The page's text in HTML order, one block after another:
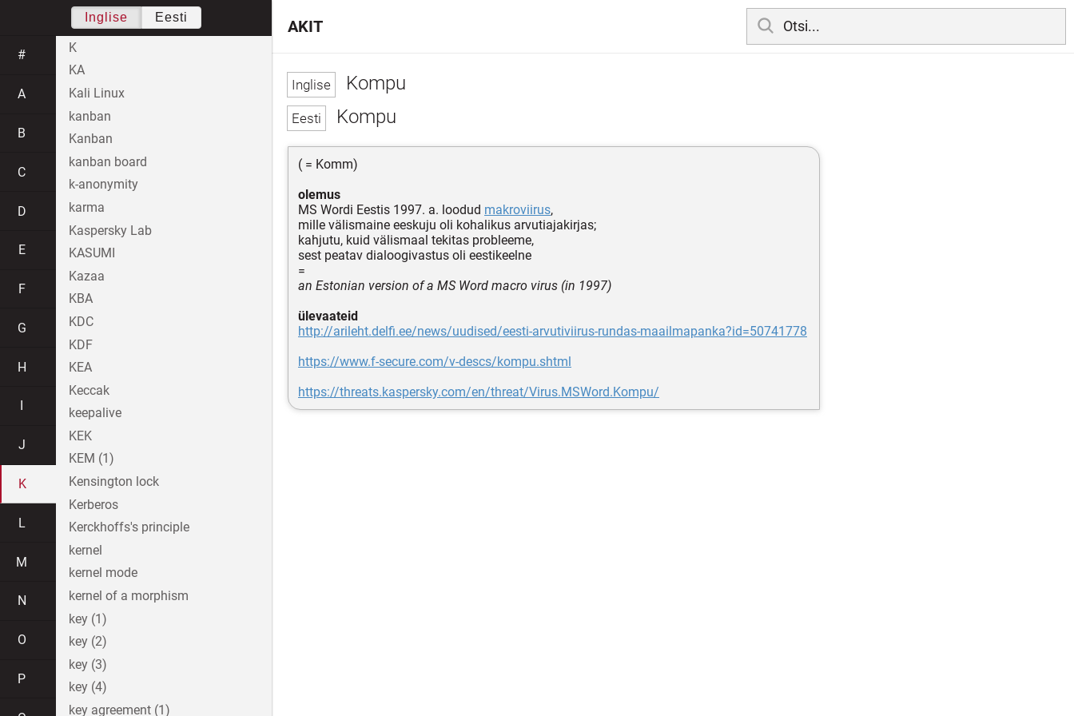
Kompu
Kompu
( = Komm)
olemus
MS Wordi Eestis 1997. a. loodud makroviirus,
mille välismaine eeskuju oli kohalikus arvutiajakirjas;
kahjutu, kuid välismaal tekitas probleeme,
sest peatav dialoogivastus oli eestikeelne
=
an Estonian version of a MS Word macro virus (in 1997)
ülevaateid
http://arileht.delfi.ee/news/uudised/eesti-arvutiviirus-rundas-maailmapanka?id=50741778
https://www.f-secure.com/v-descs/kompu.shtml
https://threats.kaspersky.com/en/threat/Virus.MSWord.Kompu/
AKIT
Inglise Eesti
#
A
B
C
D
E
F
G
H
J
K
L
M
N
O
P
K
KA
Kali Linux
kanban
Kanban
kanban board
k-anonymity
karma
Kaspersky Lab
KASUMI
Kazaa
KBA
KDC
KDF
KEA
Keccak
keepalive
KEK
KEM (1)
Kensington lock
Kerberos
Kerckhoffs's principle
kernel
kernel mode
kernel of a morphism
key (1)
key (2)
key (3)
key (4)
key agreement (1)